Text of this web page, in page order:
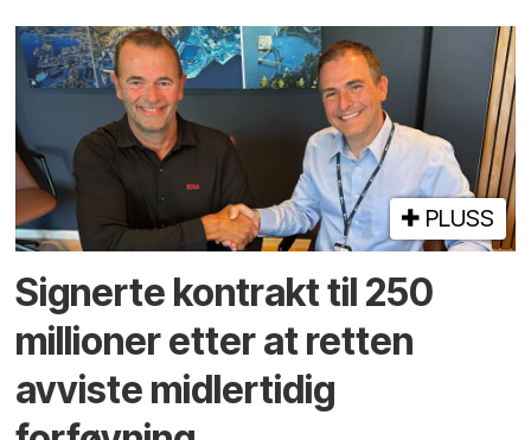
PLUSS
Signerte kontrakt til 250
millioner etter at retten
avviste midlertidig